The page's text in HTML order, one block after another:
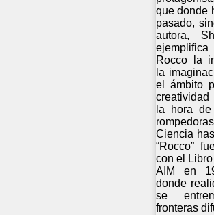
que donde
pasado,
autora,
Rocco la
la
el ámbito
la hora
Ciencia
“Rocco”
con el
AIM en
donde
se
fronteras